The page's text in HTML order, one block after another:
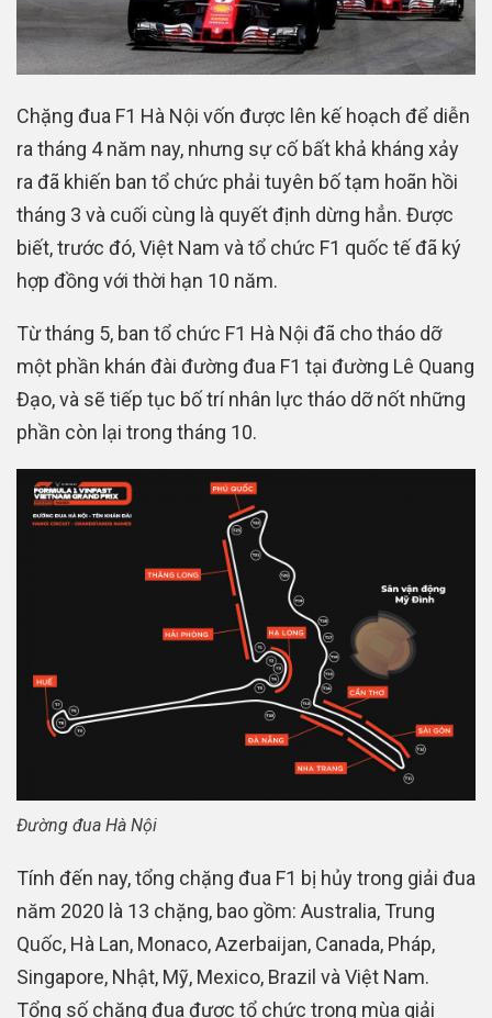
Chặng đua F1 Hà Nội vốn được lên kế hoạch để diễn
ra tháng 4 năm nay, nhưng sự cố bất khả kháng xảy
ra đã khiến ban tổ chức phải tuyên bố tạm hoãn hồi
tháng 3 và cuối cùng là quyết định dừng hẳn. Được
biết, trước đó, Việt Nam và tổ chức F1 quốc tế đã ký
hợp đồng với thời hạn 10 năm.
Từ tháng 5, ban tổ chức F1 Hà Nội đã cho tháo dỡ
một phần khán đài đường đua F1 tại đường Lê Quang
Đạo, và sẽ tiếp tục bố trí nhân lực tháo dỡ nốt những
phần còn lại trong tháng 10.
Đường đua Hà Nội
Tính đến nay, tổng chặng đua F1 bị hủy trong giải đua
năm 2020 là 13 chặng, bao gồm: Australia, Trung
Quốc, Hà Lan, Monaco, Azerbaijan, Canada, Pháp,
Singapore, Nhật, Mỹ, Mexico, Brazil và Việt Nam.
Tổng số chặng đua được tổ chức trong mùa giải